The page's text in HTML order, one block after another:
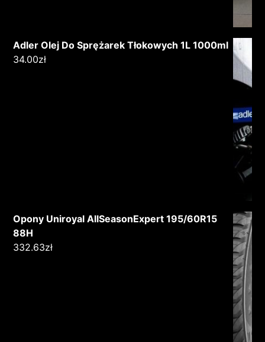
Adler Olej Do Sprężarek Tłokowych 1L 1000ml
34.00zł
Opony Uniroyal AllSeasonExpert 195/60R15
88H
332.63zł